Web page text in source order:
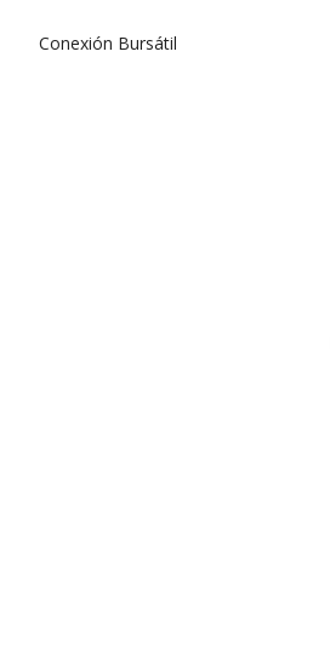
Conexión Bursátil